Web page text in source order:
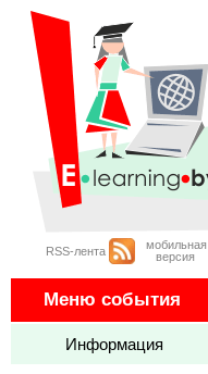
RSS-лента
мобильная
версия
Меню события
Информация